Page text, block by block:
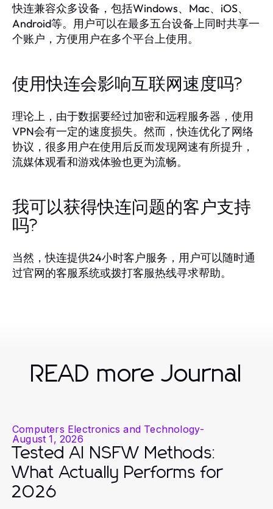
快连兼容众多设备，包括Windows、Mac、iOS、
Android等。用户可以在最多五台设备上同时共享一
个账户，方便用户在多个平台上使用。
使用快连会影响互联网速度吗?
理论上，由于数据要经过加密和远程服务器，使用
VPN会有一定的速度损失。然而，快连优化了网络
协议，很多用户在使用后反而发现网速有所提升，
流媒体观看和游戏体验也更为流畅。
我可以获得快连问题的客户支持
吗?
当然，快连提供24小时客户服务，用户可以随时通
过官网的客服系统或拨打客服热线寻求帮助。
READ more Journal
Computers Electronics and Technology-
August 1, 2026
Tested AI NSFW Methods:
What Actually Performs for
2026